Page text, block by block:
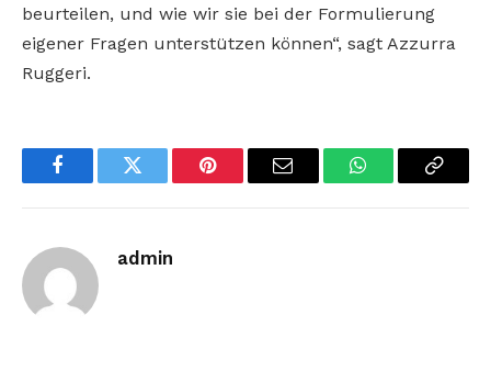
beurteilen, und wie wir sie bei der Formulierung
eigener Fragen unterstützen können“, sagt Azzurra
Ruggeri.
FacebookTwitter Pinterest Email WhatsAppCopy
admin